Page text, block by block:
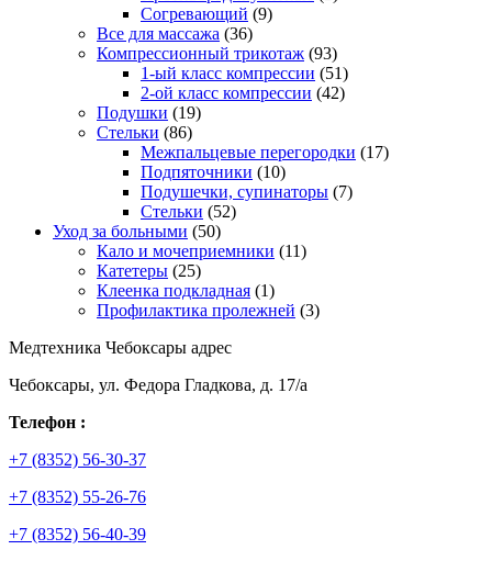
Согревающий (9)
Все для массажа (36)
Компрессионный трикотаж (93)
1-ый класс компрессии (51)
2-ой класс компрессии (42)
Подушки (19)
Стельки (86)
Межпальцевые перегородки (17)
Подпяточники (10)
Подушечки, супинаторы (7)
Стельки (52)
Уход за больными (50)
Кало и мочеприемники (11)
Катетеры (25)
Клеенка подкладная (1)
Профилактика пролежней (3)
Медтехника Чебоксары адрес
Чебоксары, ул. Федора Гладкова, д. 17/а
Телефон :
+7 (8352) 56-30-37
+7 (8352) 55-26-76
+7 (8352) 56-40-39